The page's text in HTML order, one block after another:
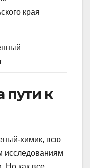
края
пути к
химик, всю
исследованиям